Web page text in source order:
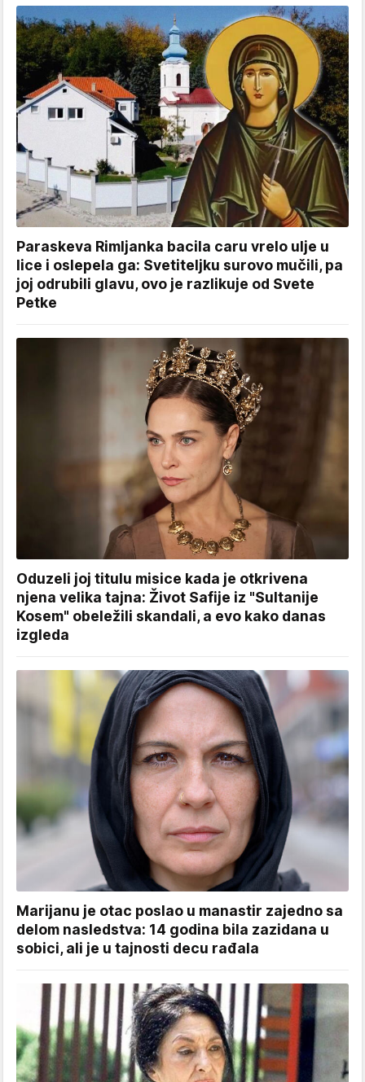
Paraskeva Rimljanka bacila caru vrelo ulje u
lice i oslepela ga: Svetiteljku surovo mučili, pa
joj odrubili glavu, ovo je razlikuje od Svete
Petke
Oduzeli joj titulu misice kada je otkrivena
njena velika tajna: Život Safije iz "Sultanije
Kosem" obeležili skandali, a evo kako danas
izgleda
Marijanu je otac poslao u manastir zajedno sa
delom nasledstva: 14 godina bila zazidana u
sobici, ali je u tajnosti decu rađala